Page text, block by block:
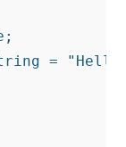
= "Hello